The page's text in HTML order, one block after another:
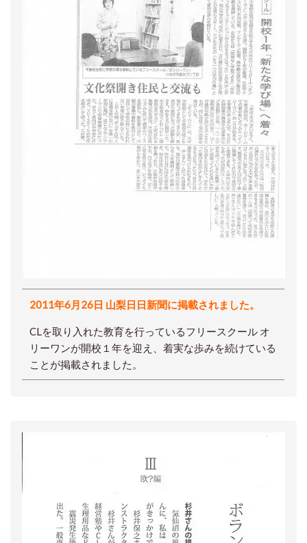
2011年6月26日 山梨日日新聞に掲載されました。
CLを取り入れた教育を行っているフリースクール オ
リーワンが開校１年を迎え、着実な歩みを続けている
ことが掲載されました。